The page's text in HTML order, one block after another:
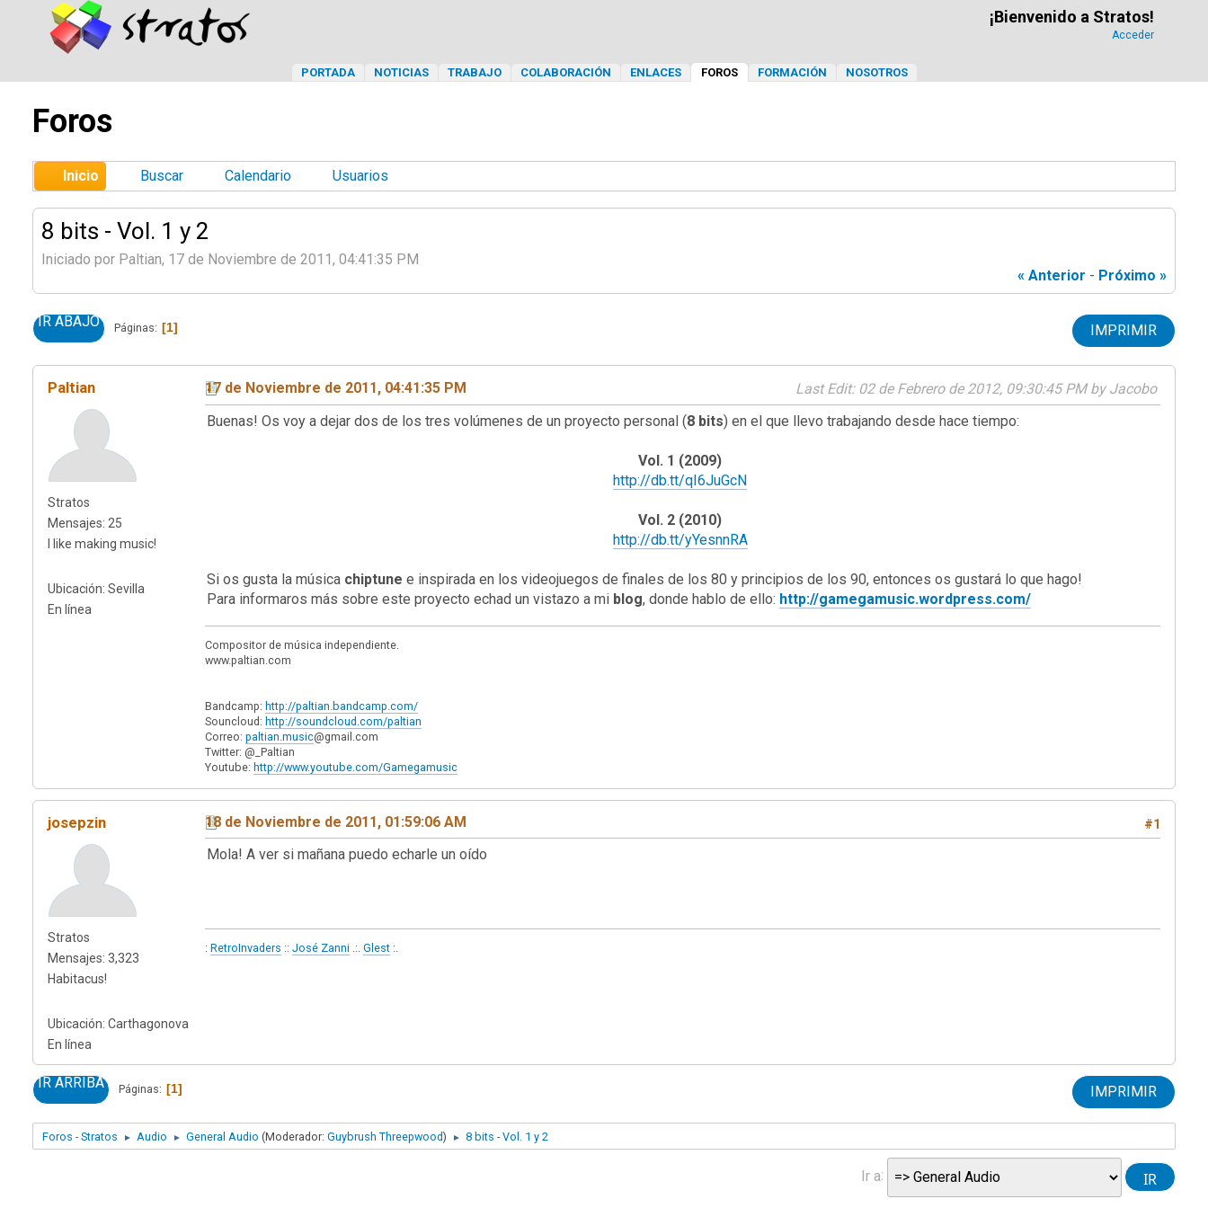
¡Bienvenido a Stratos!
Acceder
PORTADA NOTICIAS TRABAJO COLABORACIÓN ENLACES FOROS FORMACIÓN NOSOTROS
Foros
Inicio Buscar Calendario Usuarios
8 bits - Vol. 1 y 2
Iniciado por Paltian, 17 de Noviembre de 2011, 04:41:35 PM
« Anterior - Próximo »
IMPRIMIR
IR ABAJO Páginas 1
Paltian
Stratos
Mensajes: 25
I like making music!
Ubicación: Sevilla
En línea
17 de Noviembre de 2011, 04:41:35 PM Last Edit: 02 de Febrero de 2012, 09:30:45 PM by Jacobo
Buenas! Os voy a dejar dos de los tres volúmenes de un proyecto personal (8 bits) en el que llevo trabajando desde hace tiempo:
Vol. 1 (2009)
http://db.tt/qI6JuGcN
Vol. 2 (2010)
http://db.tt/yYesnnRA
Si os gusta la música chiptune e inspirada en los videojuegos de finales de los 80 y principios de los 90, entonces os gustará lo que hago!
Para informaros más sobre este proyecto echad un vistazo a mi blog, donde hablo de ello: http://gamegamusic.wordpress.com/
Compositor de música independiente.
www.paltian.com
Bandcamp: http://paltian.bandcamp.com/
Souncloud: http://soundcloud.com/paltian
Correo: paltian.music@gmail.com
Twitter: @_Paltian
Youtube: http://www.youtube.com/Gamegamusic
josepzin
Stratos
Mensajes: 3,323
Habitacus!
Ubicación: Carthagonova
En línea
#1
18 de Noviembre de 2011, 01:59:06 AM
Mola! A ver si mañana puedo echarle un oído
: RetroInvaders :: José Zanni .:. Glest :.
IMPRIMIR
IR ARRIBA Páginas 1
Foros - Stratos ► Audio ► General Audio (Moderador: Guybrush Threepwood) ► 8 bits - Vol. 1 y 2
Ir a